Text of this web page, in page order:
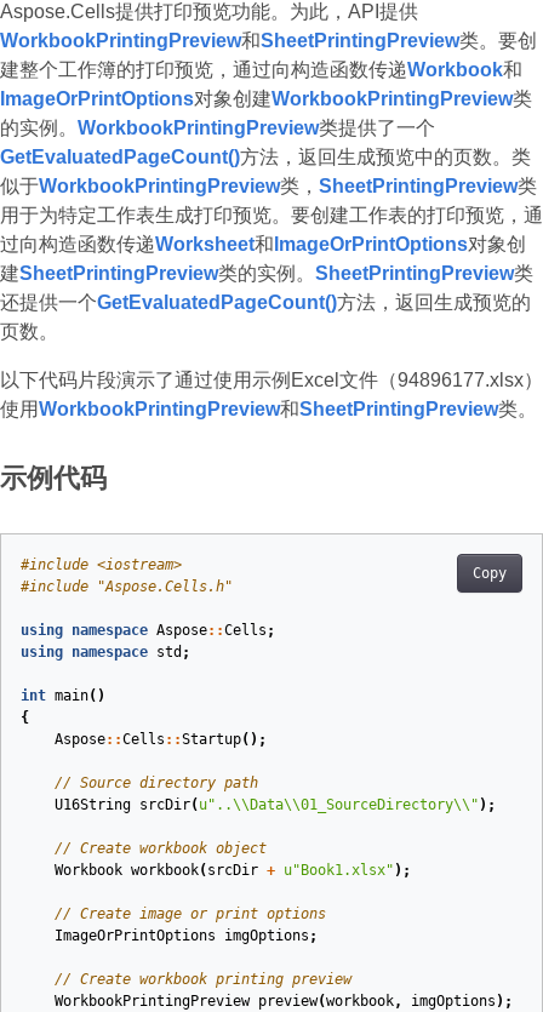
Aspose.Cells提供打印预览功能。为此，API提供
WorkbookPrintingPreview和SheetPrintingPreview类。要创
建整个工作簿的打印预览，通过向构造函数传递Workbook和
ImageOrPrintOptions对象创建WorkbookPrintingPreview类
的实例。 WorkbookPrintingPreview类提供了一个
GetEvaluatedPageCount()方法，返回生成预览中的页数。类
似于WorkbookPrintingPreview类， SheetPrintingPreview类
用于为特定工作表生成打印预览。要创建工作表的打印预览，通
过向构造函数传递Worksheet和 ImageOrPrintOptions对象创
建SheetPrintingPreview类的实例。 SheetPrintingPreview类
还提供一个GetEvaluatedPageCount()方法，返回生成预览的
页数。
以下代码片段演示了通过使用示例Excel文件（94896177.xlsx）
使用WorkbookPrintingPreview和SheetPrintingPreview类。
示例代码
Copy
#include <iostream>
#include "Aspose.Cells.h"
using namespace Aspose::Cells ;
using namespace std ;
int main()
{
Aspose::Cells ::Startup();
// Source directory path
U16String srcDir( u"..\\ Data\\01_SourceDirectory\\ " ) ;
// Create workbook object
Workbook workbook( srcDir + u"Book1.xlsx" ) ;
// Create image or print options
ImageOrPrintOptions
imgOptions ;
// Create workbook printing preview
WorkbookPrintingPreview preview(workbook, imgOptions ) ;